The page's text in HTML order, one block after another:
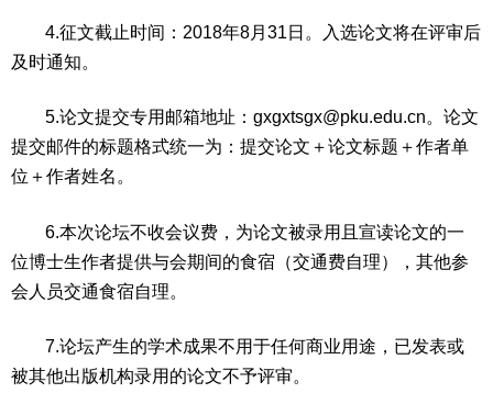
4.征文截止时间：2018年8月31日。入选论文将在评审后
及时通知。
5.论文提交专用邮箱地址：gxgxtsgx@pku.edu.cn。论文
提交邮件的标题格式统一为：提交论文＋论文标题＋作者单
位＋作者姓名。
6.本次论坛不收会议费，为论文被录用且宣读论文的一
位博士生作者提供与会期间的食宿（交通费自理），其他参
会人员交通食宿自理。
7.论坛产生的学术成果不用于任何商业用途，已发表或
被其他出版机构录用的论文不予评审。